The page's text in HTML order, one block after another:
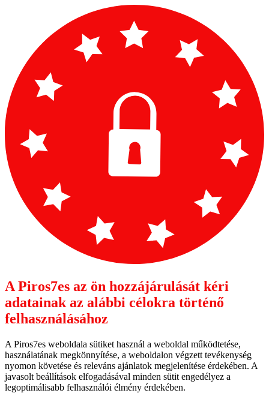
A Piros7es az ön hozzájárulását kéri
adatainak az alábbi célokra történő
felhasználásához
A Piros7es weboldala sütiket használ a weboldal működtetése,
használatának megkönnyítése, a weboldalon végzett tevékenység
nyomon követése és releváns ajánlatok megjelenítése érdekében. A
javasolt beállítások elfogadásával minden sütit engedélyez a
legoptimálisabb felhasználói élmény érdekében.